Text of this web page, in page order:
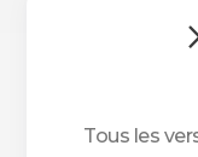
Tous les